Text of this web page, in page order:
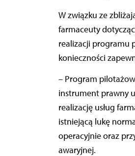
W związku ze
farmaceuty
realizacji programu
konieczności
– Program
instrument prawny
realizację usług
istniejącą lukę
operacyjnie oraz
awaryjnej.